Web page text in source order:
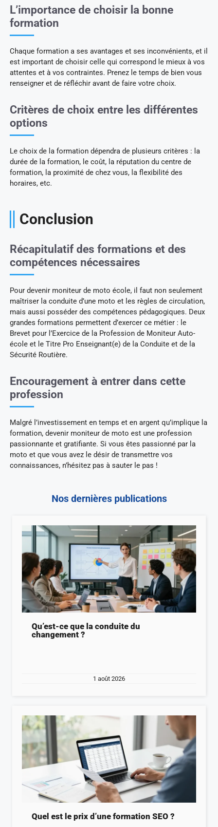
L’importance de choisir la bonne
formation
Chaque formation a ses avantages et ses inconvénients, et il
est important de choisir celle qui correspond le mieux à vos
attentes et à vos contraintes. Prenez le temps de bien vous
renseigner et de réfléchir avant de faire votre choix.
Critères de choix entre les différentes
options
Le choix de la formation dépendra de plusieurs critères : la
durée de la formation, le coût, la réputation du centre de
formation, la proximité de chez vous, la flexibilité des
horaires, etc.
Conclusion
Récapitulatif des formations et des
compétences nécessaires
Pour devenir moniteur de moto école, il faut non seulement
maîtriser la conduite d’une moto et les règles de circulation,
mais aussi posséder des compétences pédagogiques. Deux
grandes formations permettent d’exercer ce métier : le
Brevet pour l’Exercice de la Profession de Moniteur Auto-
école et le Titre Pro Enseignant(e) de la Conduite et de la
Sécurité Routière.
Encouragement à entrer dans cette
profession
Malgré l’investissement en temps et en argent qu’implique la
formation, devenir moniteur de moto est une profession
passionnante et gratifiante. Si vous êtes passionné par la
moto et que vous avez le désir de transmettre vos
connaissances, n’hésitez pas à sauter le pas !
Nos dernières publications
Qu’est-ce que la conduite du
changement ?
1 août 2026
Quel est le prix d’une formation SEO ?